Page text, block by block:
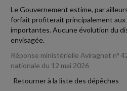
Le Gouvernement estime, par
forfait profiterait principalement aux
importantes. Aucune évolution du
envisagée.
Réponse ministérielle Aviragnet n°
nationale du 12 mai 2026
Retourner à la liste des dépêches